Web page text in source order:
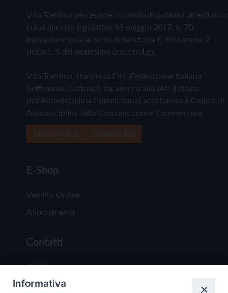
Vita Trentina percepisce i contributi pubblici all'editoria
cui al decreto legislativo 15 maggio 2017, n. 70.
Indicazione resa ai sensi della lettera f) del comma 2
dell'art. 5 del medesimo decreto Lgs.
Vita Trentina, tramite la Fisc (Federazione Italiana
Settimanali Cattolici), ha aderito allo IAP (Istituto
dell'Autodisciplina Pubblicitaria) accettando il Codice di
Autodisciplina della Comunicazione Commerciale
E-Shop
Vendita Online
Abbonamenti
Contatti
Chi Siamo
Redazione
Informativa